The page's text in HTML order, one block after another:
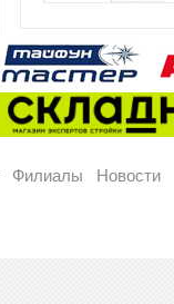
Филиалы
Новости